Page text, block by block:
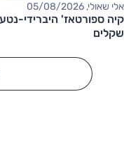
אלי שאולי, 05/08/2026
שקלים